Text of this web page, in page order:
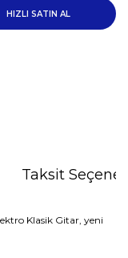
HIZLI SATIN AL
Taksit
Klasik Gitar, yeni